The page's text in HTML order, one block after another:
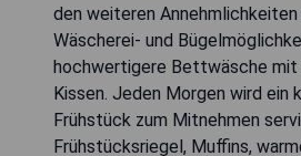
den weiteren Annehmlichkeiten
Wäscherei- und
hochwertigere Bettwäsche mit
Kissen. Jeden Morgen wird ein
Frühstück zum Mitnehmen
Frühstücksriegel, Muffins,